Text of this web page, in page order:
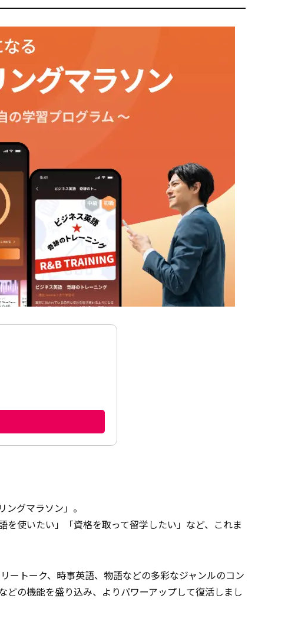
グマラソン」。
を使いたい」「資格を取って留学したい」など、これま
ートーク、時事英語、物語などの多彩なジャンルのコン
どの機能を盛り込み、よりパワーアップして復活しまし